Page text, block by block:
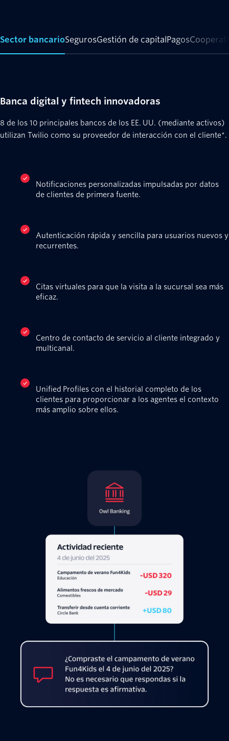
Sector bancarioSegurosGestión de capitalPagos
Banca digital y fintech innovadoras
8 de los 10 principales bancos de los EE. UU. (mediante activos)
utilizan Twilio como su proveedor de interacción con el cliente*.
Notificaciones personalizadas impulsadas por datos
de clientes de primera fuente.
Autenticación rápida y sencilla para usuarios nuevos y
recurrentes.
Citas virtuales para que la visita a la sucursal sea más
eficaz.
Centro de contacto de servicio al cliente integrado y
multicanal.
Unified Profiles con el historial completo de los
clientes para proporcionar a los agentes el contexto
más amplio sobre ellos.